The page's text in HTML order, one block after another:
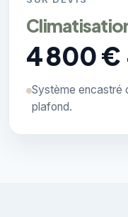
4 800 €
Système encastré
plafond.